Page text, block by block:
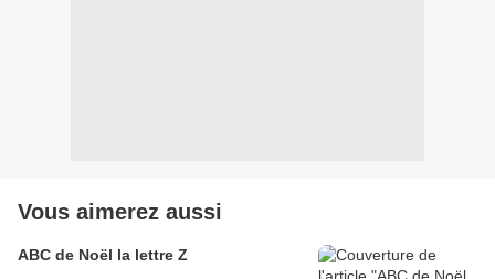
Vous aimerez aussi
ABC de Noël la lettre Z